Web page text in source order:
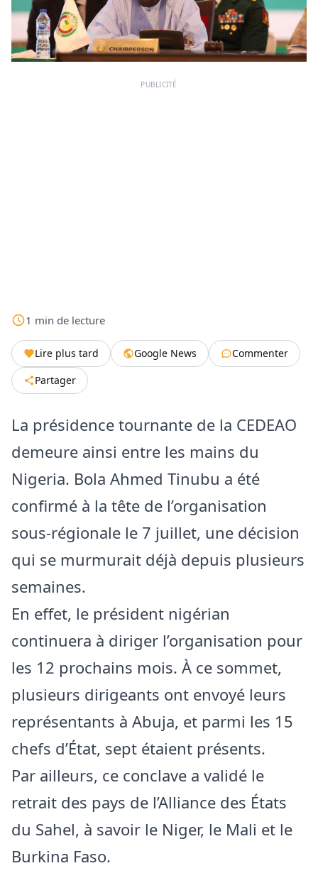
PUBLICITÉ
1 min de lecture
Lire plus tard Google News
Commenter
Partager
La présidence tournante de la CEDEAO
demeure ainsi entre les mains du
Nigeria. Bola Ahmed Tinubu a été
confirmé à la tête de l’organisation
sous-régionale le 7 juillet, une décision
qui se murmurait déjà depuis plusieurs
semaines.
En effet, le président nigérian
continuera à diriger l’organisation pour
les 12 prochains mois. À ce sommet,
plusieurs dirigeants ont envoyé leurs
représentants à Abuja, et parmi les 15
chefs d’État, sept étaient présents.
Par ailleurs, ce conclave a validé le
retrait des pays de l’Alliance des États
du Sahel, à savoir le Niger, le Mali et le
Burkina Faso.